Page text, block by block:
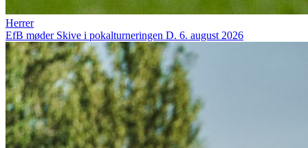
Herrer
EfB møder Skive i pokalturneringen D. 6. august 2026